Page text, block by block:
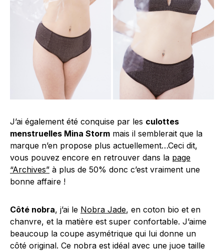
J’ai également été conquise par les culottes
menstruelles Mina Storm mais il semblerait que la
marque n’en propose plus actuellement…Ceci dit,
vous pouvez encore en retrouver dans la page
“Archives” à plus de 50% donc c’est vraiment une
bonne affaire !
Côté nobra, j’ai le Nobra Jade, en coton bio et en
chanvre, et la matière est super confortable. J’aime
beaucoup la coupe asymétrique qui lui donne un
côté original. Ce nobra est idéal avec une juoe taille